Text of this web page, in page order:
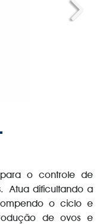
Next
o controle de
Atua dificultando a
o ciclo e
de ovos e